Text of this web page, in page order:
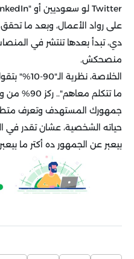
على رواد الأعمال، وبعد ما
دي، تبدأ بعدها تنتشر في
منصحكش.
الخلاصة،
ما تتكلم
جمهورك المستهدف وتعرف
بيعبر عن الجمهور ده أكتر ما